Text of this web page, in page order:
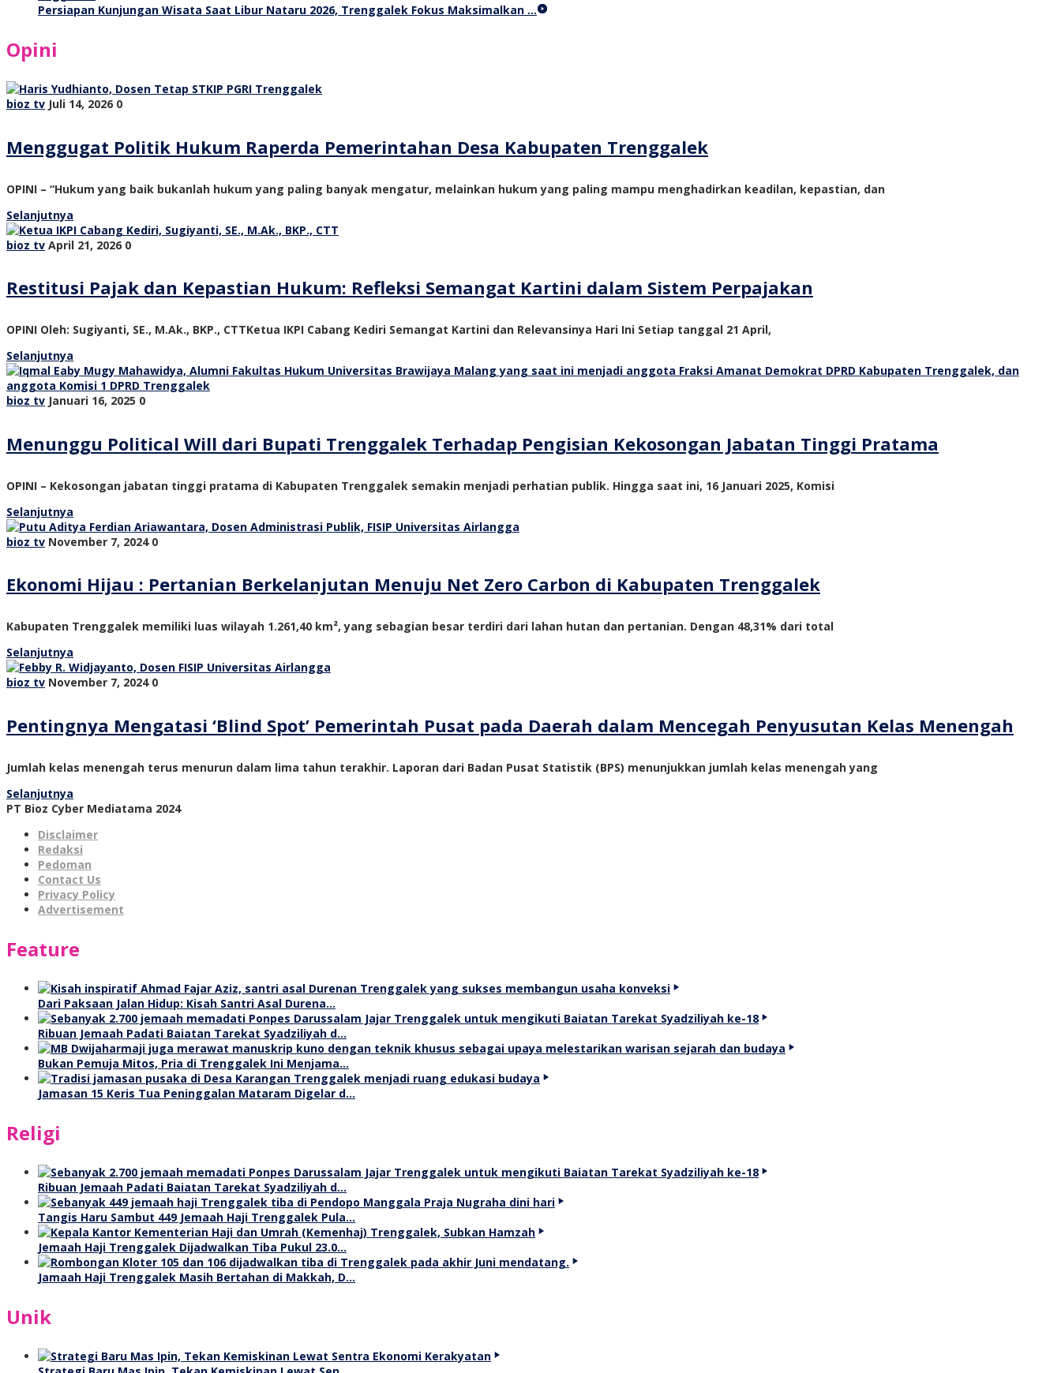
Persiapan Kunjungan Wisata Saat Libur Nataru 2026, Trenggalek Fokus Maksimalkan …
Opini
bioz tv Juli 14, 2026 0
Menggugat Politik Hukum Raperda Pemerintahan Desa Kabupaten Trenggalek
OPINI – “Hukum yang baik bukanlah hukum yang paling banyak mengatur, melainkan hukum yang paling mampu menghadirkan keadilan, kepastian, dan
Selanjutnya
bioz tv April 21, 2026 0
Restitusi Pajak dan Kepastian Hukum: Refleksi Semangat Kartini dalam Sistem Perpajakan
OPINI Oleh: Sugiyanti, SE., M.Ak., BKP., CTTKetua IKPI Cabang Kediri Semangat Kartini dan Relevansinya Hari Ini Setiap tanggal 21 April,
Selanjutnya
bioz tv Januari 16, 2025 0
Menunggu Political Will dari Bupati Trenggalek Terhadap Pengisian Kekosongan Jabatan Tinggi Pratama
OPINI – Kekosongan jabatan tinggi pratama di Kabupaten Trenggalek semakin menjadi perhatian publik. Hingga saat ini, 16 Januari 2025, Komisi
Selanjutnya
bioz tv November 7, 2024 0
Ekonomi Hijau : Pertanian Berkelanjutan Menuju Net Zero Carbon di Kabupaten Trenggalek
Kabupaten Trenggalek memiliki luas wilayah 1.261,40 km², yang sebagian besar terdiri dari lahan hutan dan pertanian. Dengan 48,31% dari total
Selanjutnya
bioz tv November 7, 2024 0
Pentingnya Mengatasi ‘Blind Spot’ Pemerintah Pusat pada Daerah dalam Mencegah Penyusutan Kelas Menengah
Jumlah kelas menengah terus menurun dalam lima tahun terakhir. Laporan dari Badan Pusat Statistik (BPS) menunjukkan jumlah kelas menengah yang
Selanjutnya
PT Bioz Cyber Mediatama 2024
Disclaimer
Redaksi
Pedoman
Contact Us
Privacy Policy
Advertisement
Feature
Dari Paksaan Jalan Hidup: Kisah Santri Asal Durena…
Ribuan Jemaah Padati Baiatan Tarekat Syadziliyah d…
Bukan Pemuja Mitos, Pria di Trenggalek Ini Menjama…
Jamasan 15 Keris Tua Peninggalan Mataram Digelar d…
Religi
Ribuan Jemaah Padati Baiatan Tarekat Syadziliyah d…
Tangis Haru Sambut 449 Jemaah Haji Trenggalek Pula…
Jemaah Haji Trenggalek Dijadwalkan Tiba Pukul 23.0…
Jamaah Haji Trenggalek Masih Bertahan di Makkah, D…
Unik